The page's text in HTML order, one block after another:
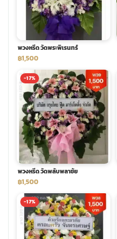
พวงหรีด วัดพระพิเรนทร์
฿1,500
-17%
พวงหรีด วัดพลับพลาชัย
฿1,500
-17%